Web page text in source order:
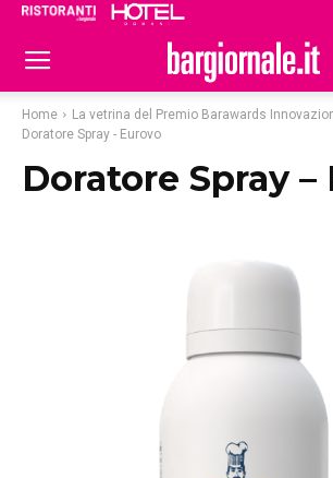
Home
La vetrina del Premio Barawards
Doratore Spray - Eurovo
Doratore Spray –